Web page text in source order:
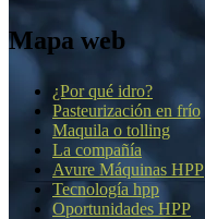
Mapa web
¿Por qué idro?
Pasteurización en frío
Maquila o tolling
La compañía
Avure Máquinas HPP
Tecnología hpp
Oportunidades HPP